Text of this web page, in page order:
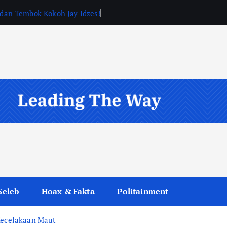
Tembok Kokoh Jay Idzes!
Hoax & Fakta Politainment
Maut